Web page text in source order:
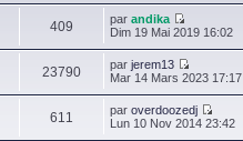
409 par andika
Dim 19 Mai 2019 16:02
23790 par jerem13
Mar 14 Mars 2023 17:17
611 par overdoozedj
Lun 10 Nov 2014 23:42